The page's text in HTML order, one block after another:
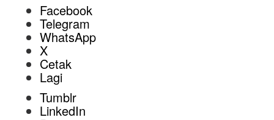
Facebook
Telegram
WhatsApp
X
Cetak
Lagi
Tumblr
LinkedIn